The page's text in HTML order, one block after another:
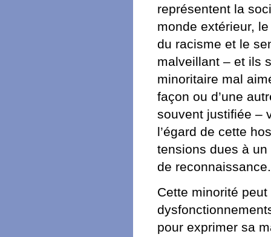
représentent la
monde extérieur,
du racisme et le
malveillant – et ils
minoritaire mal
façon ou d’une
souvent justifiée –
l’égard de cette
tensions dues à un
de reconnaissance.
Cette minorité
pour exprimer sa